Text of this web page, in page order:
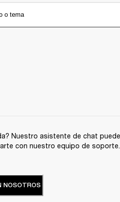
o tema
Nuestro asistente de chat
con nuestro equipo de soporte.
NOSOTROS